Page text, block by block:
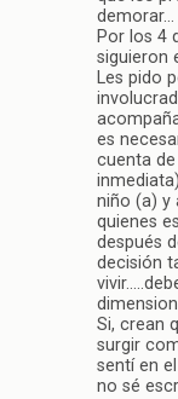
demorar…
Por los 4
siguieron
Les pido
es
cuenta
niño (a) y
quienes
después
decisión
Si, crean
surgir
sentí en
no sé